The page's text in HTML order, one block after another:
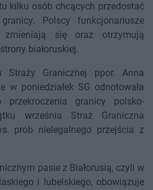
kilku osób chcących przedostać
Polscy funkcjonariusze
się oraz otrzymują
białoruskiej.
Straży Granicznej ppor. Anna
w poniedziałek SG odnotowała
przekroczenia granicy polsko-
września Straż Graniczna
prób nielegalnego przejścia z
pasie z Białorusią, czyli w
i lubelskiego, obowiązuje